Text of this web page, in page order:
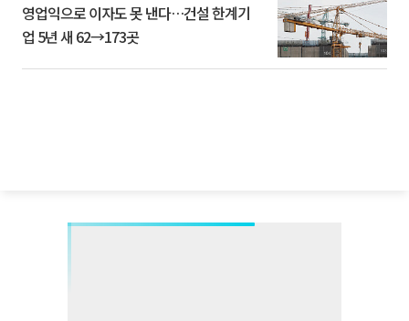
영업익으로 이자도 못 낸다…건설 한계기
업 5년 새 62→173곳